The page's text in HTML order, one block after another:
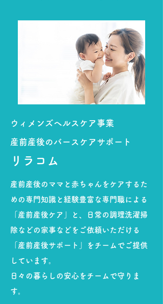
ウィメンズヘルスケア事業
産前産後のバースケアサポート
リラコ ム
産前産後のママと赤ちゃんをケアするた
めの専門知識と経験豊富な専門職による
「産前産後ケア」と、日常の調理洗濯掃
除などの家事などをご依頼いただける
「産前産後サポート」をチームでご提供
しています。
日々の暮らしの安心をチームで守りま
す。